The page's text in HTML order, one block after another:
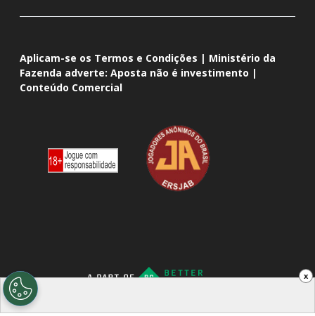
x
Aplicam-se os Termos e Condições | Ministério da
Fazenda adverte: Aposta não é investimento |
Conteúdo Comercial